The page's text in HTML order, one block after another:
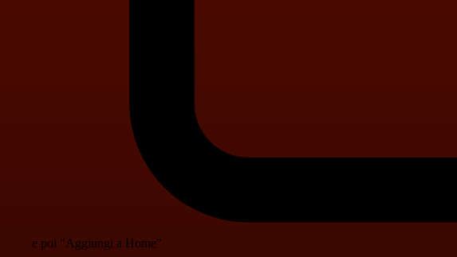
e poi "Aggiungi a Home"